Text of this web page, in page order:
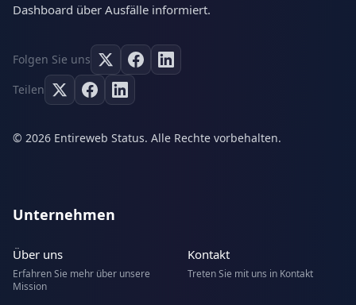
Dashboard über Ausfälle informiert.
Folgen Sie uns
Teilen
© 2026 Entireweb Status. Alle Rechte vorbehalten.
Unternehmen
Über uns
Erfahren Sie mehr über unsere
Mission
Kontakt
Treten Sie mit uns in Kontakt